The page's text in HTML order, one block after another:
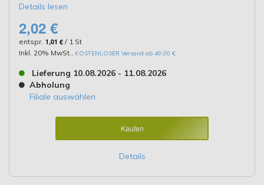
Details lesen
2,02 €
entspr. 1,01 € / 1 St
Inkl. 20% MwSt.
KOSTENLOSER Versand ab 49,00 €
Lieferung 10.08.2026 - 11.08.2026
Abholung
Filiale auswählen
Kaufen
Details